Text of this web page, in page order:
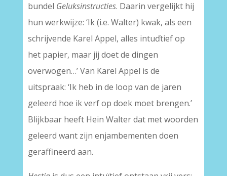
bundel Geluksinstructies. Daarin vergelijkt hij
hun werkwijze: ‘Ik (i.e. Walter) kwak, als een
schrijvende Karel Appel, alles intuďtief op
het papier, maar jij doet de dingen
overwogen…’ Van Karel Appel is de
uitspraak: ‘Ik heb in de loop van de jaren
geleerd hoe ik verf op doek moet brengen.’
Blijkbaar heeft Hein Walter dat met woorden
geleerd want zijn enjambementen doen
geraffineerd aan.